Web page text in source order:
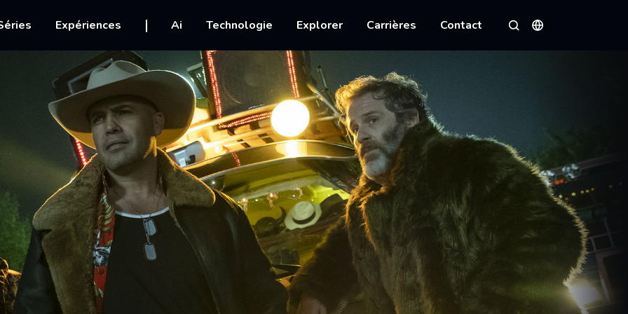
Expériences Ai Technologie Explorer Carrières Contact
Rechercher
Langues